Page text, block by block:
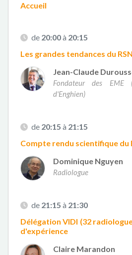
Accueil
de 20:00à 20:15
Les grandes tendances du
Jean-Claude
Fondateur des EME
d'Enghien)
de 20:15 à 21:15
Compte rendu scientifique du
Dominique Nguyen
Radiologue
de 21:15 à 21:30
Délégation VIDI (32
d'expérience
Claire Marandon